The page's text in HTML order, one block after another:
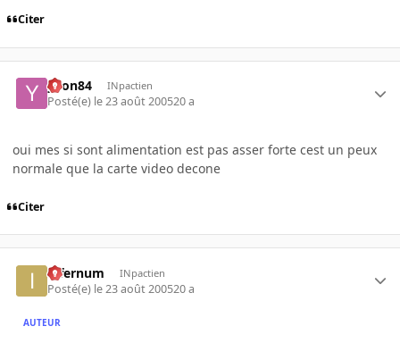
Citer
yvon84 INpactien
Posté(e) le 23 août 200520 a
oui mes si sont alimentation est pas asser forte cest un peux
normale que la carte video decone
Citer
infernum INpactien
Posté(e) le 23 août 200520 a
AUTEUR